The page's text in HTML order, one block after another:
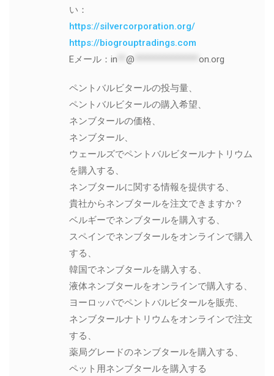
い：
https://silvercorporation.org/
https://biogrouptradings.com
Eメール： in @ on.org
ペントバルビタールの投与量、
ペントバルビタールの購入希望、
ネンブタールの価格、
ネンブタール、
ウェールズでペントバルビタールナトリウム
を購入する、
ネンブタールに関する情報を提供する、
貴社からネンブタールを注文できますか？
ベルギーでネンブタールを購入する、
スペインでネンブタールをオンラインで購入
する、
韓国でネンブタールを購入する、
液体ネンブタールをオンラインで購入する、
ヨーロッパでペントバルビタールを販売、
ネンブタールナトリウムをオンラインで注文
する、
薬局グレードのネンブタールを購入する、
ペット用ネンブタールを購入する